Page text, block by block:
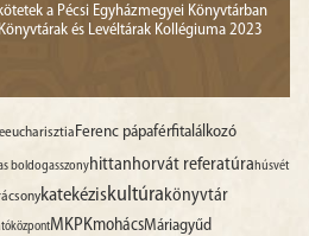
a Pécsi Egyházmegyei Könyvtárban
és Levéltárak Kollégiuma 2023
eucharisztia Ferenc pápaférfitalálkozó
boldogasszonyhittanhorvát referatúrahúsvét
katekéziskultúra könyvtár
MKPKmohácsMáriagyűd